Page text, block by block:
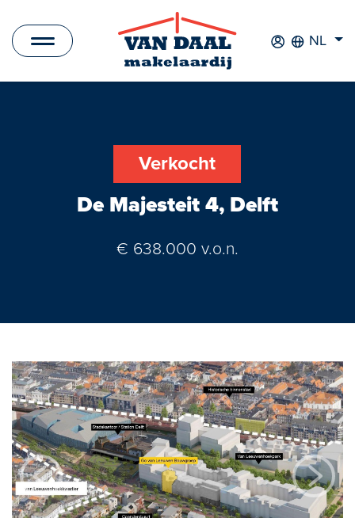
NL
Bedrijfsaanbod
Open huizen
Baerz & Co
Aangekocht
Diensten
Verkocht
De Majesteit 4, Delft
€ 638.000 v.o.n.